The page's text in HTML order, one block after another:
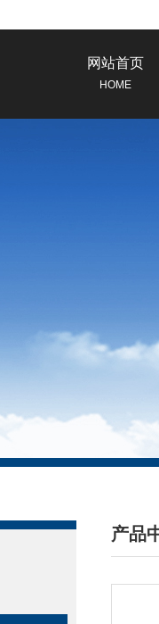
网站首页
HOME
产品
/